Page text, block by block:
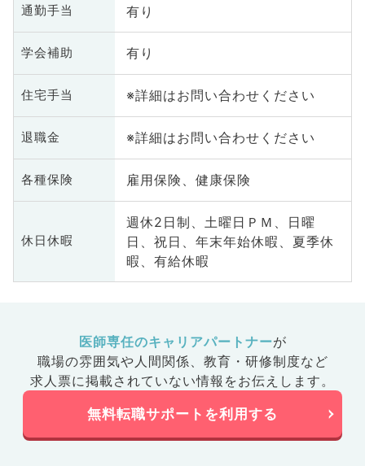
通勤手当 有り
学会補助 有り
住宅手当 ※詳細はお問い合わせください
退職金 ※詳細はお問い合わせください
各種保険 雇用保険、健康保険
休日休暇
週休2日制、土曜日ＰＭ、日曜
日、祝日、年末年始休暇、夏季休
暇、有給休暇
医師専任のキャリアパートナーが
職場の雰囲気や人間関係、 教育・研修制度など
求人票に掲載されていない情報をお伝えします。
無料転職サポートを利用する